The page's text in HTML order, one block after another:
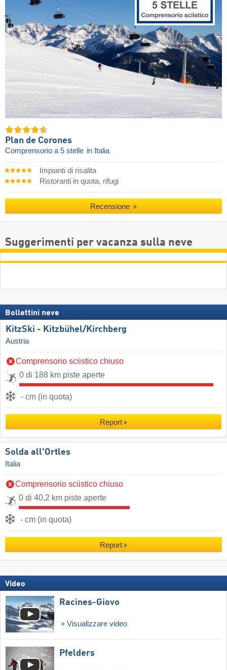
Plan de Corones
Comprensorio a 5 stelle in Italia
Impianti di risalita
Ristoranti in quota, rifugi
Recensione
Suggerimenti per vacanza sulla neve
Bollettini neve
KitzSki - Kitzbühel/​Kirchberg
Austria
Comprensorio sciistico chiuso
0 di 188 km piste aperte
- cm (in quota)
Report
Solda all'Ortles
Italia
Comprensorio sciistico chiuso
0 di 40,2 km piste aperte
- cm (in quota)
Report
Video
Racines-Giovo
Visualizzare video
Pfelders